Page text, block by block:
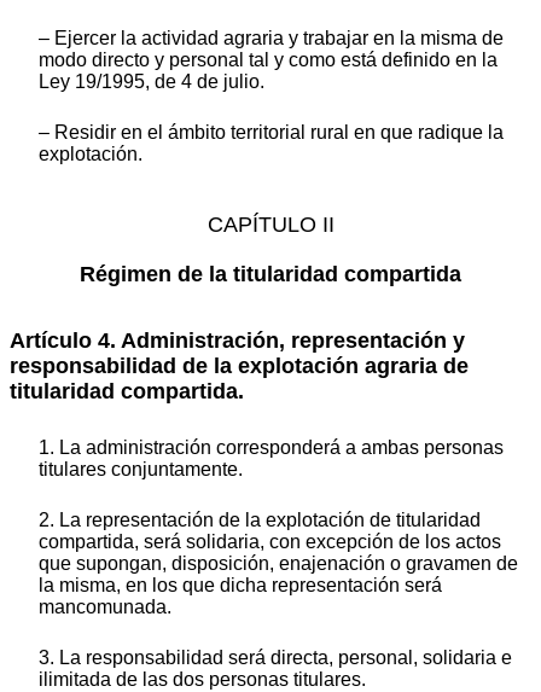
– Ejercer la actividad agraria y trabajar en la misma de
modo directo y personal tal y como está definido en la
Ley 19/1995, de 4 de julio.
– Residir en el ámbito territorial rural en que radique la
explotación.
CAPÍTULO II
Régimen de la titularidad compartida
Artículo 4. Administración, representación y
responsabilidad de la explotación agraria de
titularidad compartida.
1. La administración corresponderá a ambas personas
titulares conjuntamente.
2. La representación de la explotación de titularidad
compartida, será solidaria, con excepción de los actos
que supongan, disposición, enajenación o gravamen de
la misma, en los que dicha representación será
mancomunada.
3. La responsabilidad será directa, personal, solidaria e
ilimitada de las dos personas titulares.